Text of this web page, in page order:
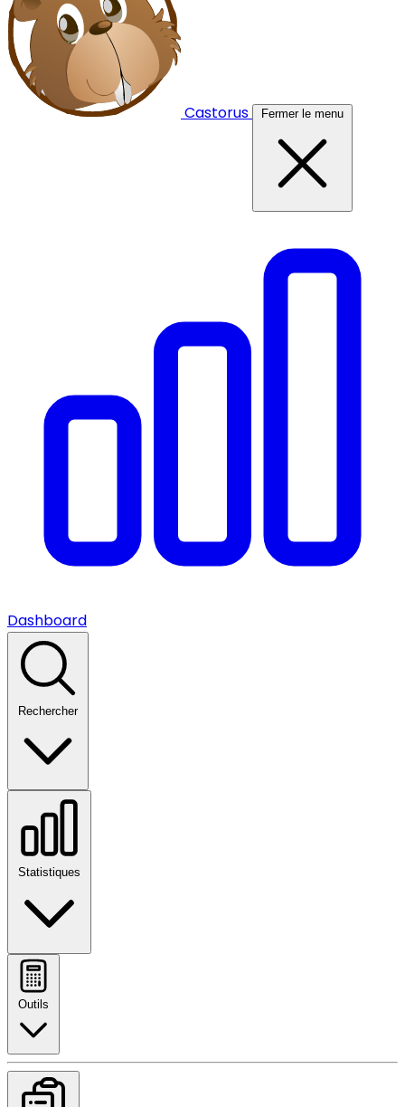
Castorus Fermer le menu
Dashboard
Rechercher
Statistiques
Outils